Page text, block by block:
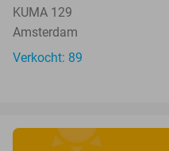
KUMA 129
Amsterdam
Verkocht: 89